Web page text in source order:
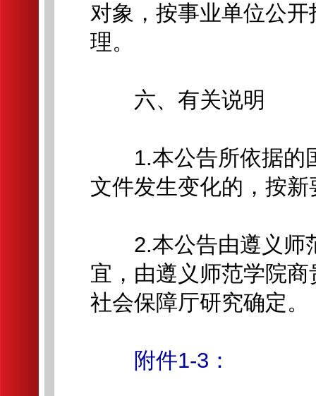
对象，按事业单位公
理。
六、有关说明
1.本公告所依据的
文件发生变化的，按
2.本公告由遵义师
宜，由遵义师范学院
社会保障厅研究确定。
附件1-3：